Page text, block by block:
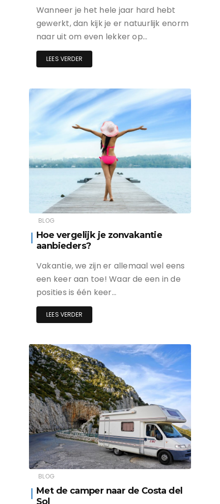
Wanneer je het hele jaar hard hebt
gewerkt, dan kijk je er natuurlijk enorm
naar uit om even lekker op…
LEES VERDER
BLOG
Hoe vergelijk je zonvakantie
aanbieders?
Vakantie, we zijn er allemaal wel eens
een keer aan toe! Waar de een in de
posities is één keer…
LEES VERDER
BLOG
Met de camper naar de Costa del
Sol